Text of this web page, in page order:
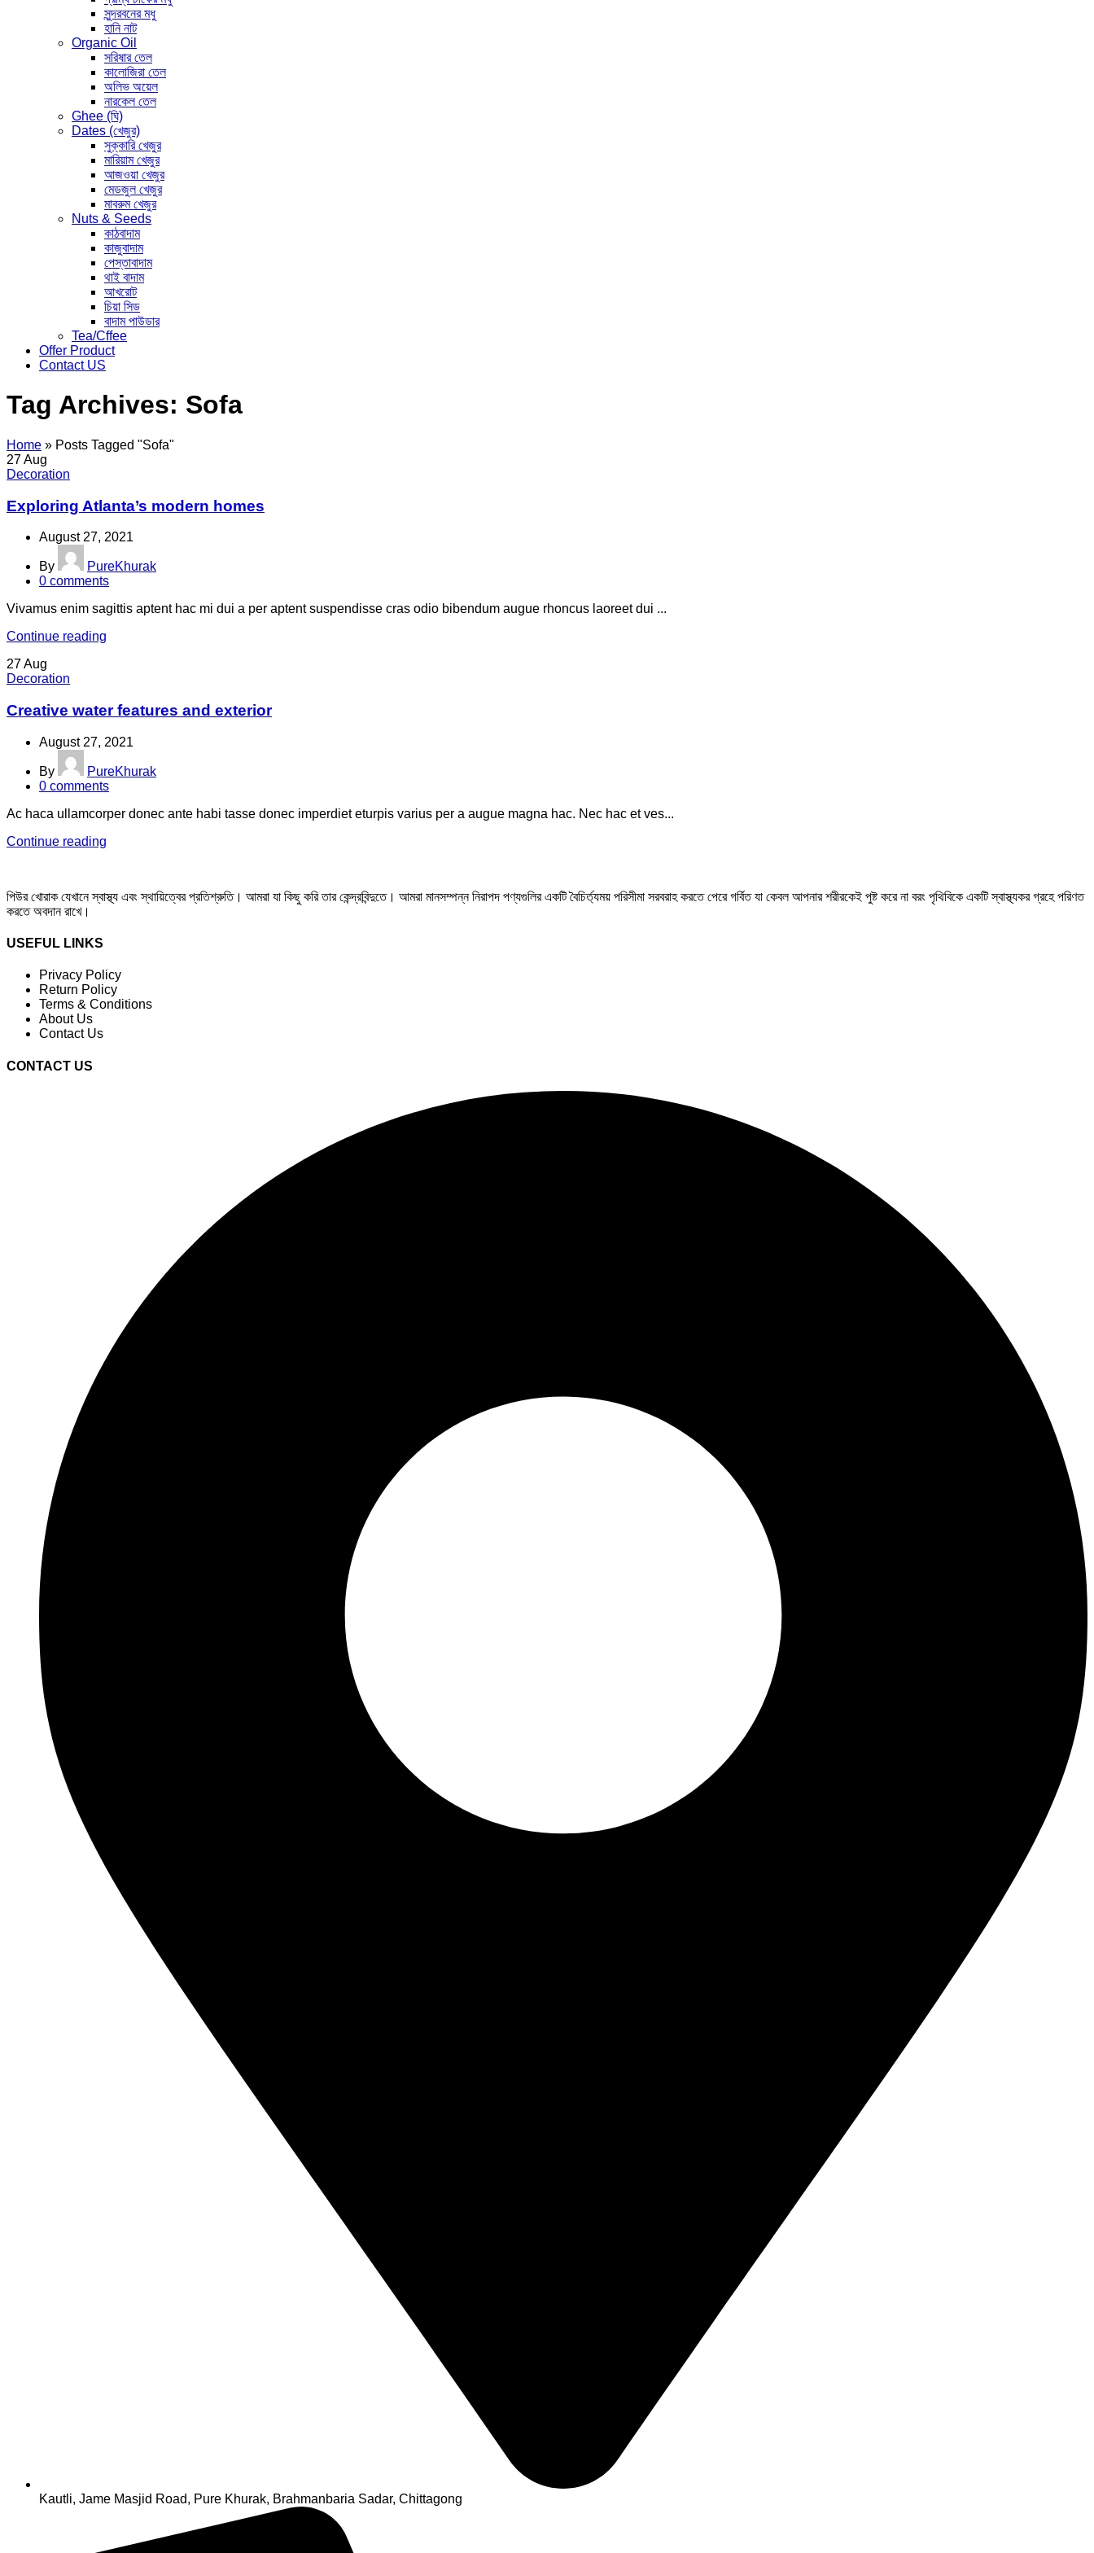
সুন্দরবনের মধু
হানি নাট
Organic Oil
সরিষার তেল
কালোজিরা তেল
অলিভ অয়েল
নারকেল তেল
Ghee (ঘি)
Dates (খেজুর)
সুক্কারি খেজুর
মারিয়াম খেজুর
আজওয়া খেজুর
মেডজুল খেজুর
মাবরুম খেজুর
Nuts & Seeds
কাঠবাদাম
কাজুবাদাম
পেস্তাবাদাম
থাই বাদাম
আখরোট
চিয়া সিড
বাদাম পাউডার
Tea/Cffee
Offer Product
Contact US
Tag Archives: Sofa
Home » Posts Tagged "Sofa"
27Aug
Decoration
Exploring Atlanta’s modern homes
August 27, 2021
By
PureKhurak
0 comments
Vivamus enim sagittis aptent hac mi dui a per aptent suspendisse cras odio bibendum augue rhoncus laoreet dui ...
Continue reading
27Aug
Decoration
Creative water features and exterior
August 27, 2021
By
PureKhurak
0 comments
Ac haca ullamcorper donec ante habi tasse donec imperdiet eturpis varius per a augue magna hac. Nec hac et ves...
Continue reading
পিউর খোরাক যেখানে স্বাস্থ্য এবং স্থায়িত্বের প্রতিশ্রুতি। আমরা যা কিছু করি তার কেন্দ্রবিন্দুতে। আমরা মানসম্পন্ন নিরাপদ পণ্যগুলির একটি বৈচির্ত্যময় পরিসীমা সরবরাহ করতে পেরে গর্বিত যা কেবল আপনার শরীরকেই পুষ্ট করে না বরং পৃথিবিকে একটি স্বাস্থ্যকর গ্রহে পরিণত
করতে অবদান রাখে।
USEFUL LINKS
Privacy Policy
Return Policy
Terms & Conditions
About Us
Contact Us
CONTACT US
Kautli, Jame Masjid Road, Pure Khurak, Brahmanbaria Sadar, Chittagong